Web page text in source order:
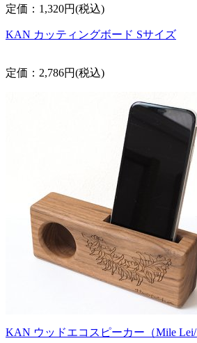
定価：1,320円(税込)
KAN カッティングボード Sサイズ
定価：2,786円(税込)
KAN ウッドエコスピーカー（Mile Lei/